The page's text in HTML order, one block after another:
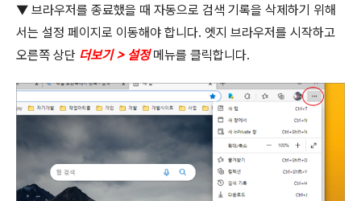
▼ 브라우저를 종료했을 때 자동으로 검색 기록을 삭제하기 위해
서는 설정 페이지로 이동해야 합니다. 엣지 브라우저를 시작하고
오른쪽 상단 더보기> 설정 메뉴를 클릭합니다.